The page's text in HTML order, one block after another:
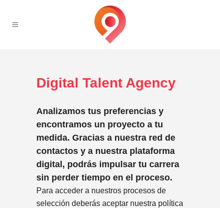
Digital Talent Agency
Analizamos tus preferencias y
encontramos un proyecto a tu
medida. Gracias a nuestra red de
contactos y a nuestra plataforma
digital, podrás impulsar tu carrera
sin perder tiempo en el proceso.
Para acceder a nuestros procesos de
selección deberás aceptar nuestra política